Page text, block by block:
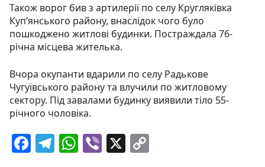
Також ворог бив з артилерії по селу Кругляківка
Купʼянського району, внаслідок чого було
пошкоджено житлові будинки. Постраждала 76-
річна місцева жителька.
Вчора окупанти вдарили по селу Радькове
Чугуївського району та влучили по житловому
сектору. Під завалами будинку виявили тіло 55-
річного чоловіка.
F T W Vi X